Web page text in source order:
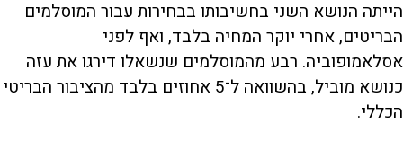
הייתה הנושא השני בחשיבותו בבחירות עבור המוסלמים
הבריטים, אחרי יוקר המחיה בלבד, ואף לפני
אסלאמופוביה. רבע מהמוסלמים שנשאלו דירגו את עזה
כנושא מוביל, בהשוואה ל־5 אחוזים בלבד מהציבור הבריטי
הכללי.